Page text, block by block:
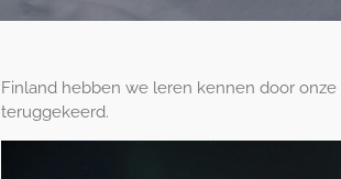
Finland hebben we leren kennen door onze
teruggekeerd.